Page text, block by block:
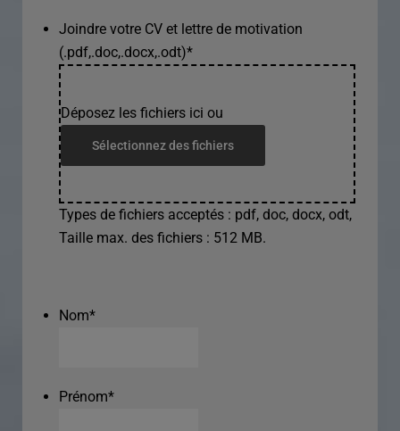
Joindre votre CV et lettre de motivation
(.pdf,.doc,.docx,.odt)*
Déposez les fichiers ici ou
Sélectionnez des fichiers
Types de fichiers acceptés : pdf, doc, docx, odt,
Taille max. des fichiers : 512 MB.
Nom*
Prénom*